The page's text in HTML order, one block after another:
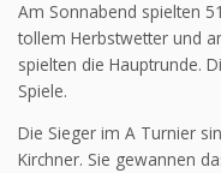
Am Sonnabend spielten
tollem Herbstwetter und
spielten die Hauptrunde.
Spiele.
Die Sieger im A Turnier
Kirchner. Sie gewannen